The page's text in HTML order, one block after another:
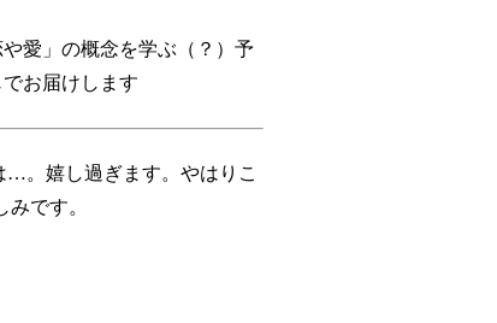
愛」の概念を学ぶ（？）予
お届けします
…。嬉し過ぎます。やはりこ
です。